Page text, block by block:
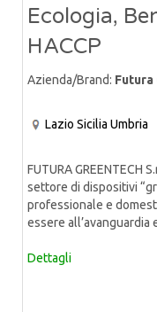
Ecologia,
HACCP
Azienda/Brand: Futura
Lazio Sicilia Umbria
FUTURA GREENTECH
settore di dispositivi
professionale e
essere all’avanguardia
Dettagli